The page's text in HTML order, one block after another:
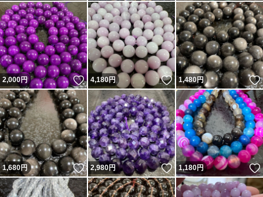
2,000円 いいね！
4,180円 いいね！
1,480円
1,680円 いいね！
2,980円 いいね！
1,180円